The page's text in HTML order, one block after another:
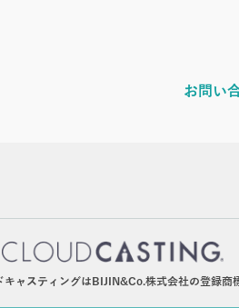
お問い
キャスティングはBIJIN&Co.株式会社の登録商